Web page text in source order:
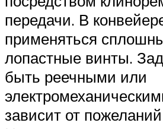
передачи. В
применяться
лопастные винты.
быть реечными или
зависит от